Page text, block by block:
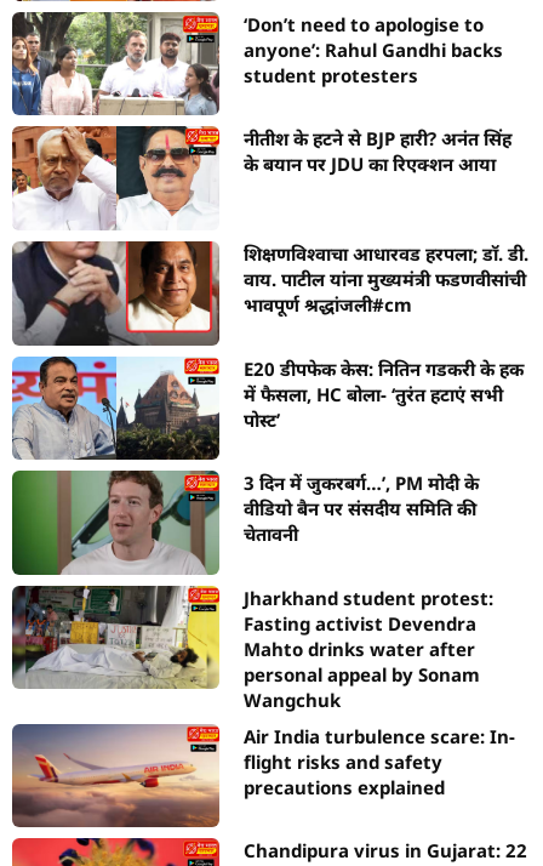
‘Don’t need to apologise to
anyone’: Rahul Gandhi backs
student protesters
नीतीश के हटने से BJP हारी? अनंत सिंह
के बयान पर JDU का रिएक्शन आया
शिक्षणविश्वाचा आधारवड हरपला; डॉ. डी.
वाय. पाटील यांना मुख्यमंत्री फडणवीसांची
भावपूर्ण श्रद्धांजली#cm
E20 डीपफेक केस: नितिन गडकरी के हक
में फैसला, HC बोला- ‘तुरंत हटाएं सभी
पोस्ट’
3 दिन में जुकरबर्ग…’, PM मोदी के
वीडियो बैन पर संसदीय समिति की
चेतावनी
Jharkhand student protest:
Fasting activist Devendra
Mahto drinks water after
personal appeal by Sonam
Wangchuk
Air India turbulence scare: In-
flight risks and safety
precautions explained
Chandipura virus in Gujarat: 22